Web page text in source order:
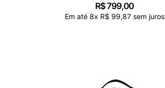
R$799,00
Em até 8x R$ 99,87sem juros